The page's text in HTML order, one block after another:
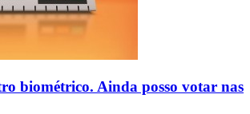
biométrico. Ainda posso votar nas